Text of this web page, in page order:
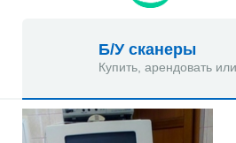
Б/У сканеры
Купить, арендовать